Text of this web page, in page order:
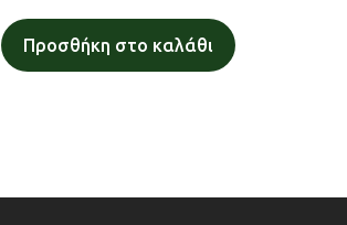
Προσθήκη στο καλάθι